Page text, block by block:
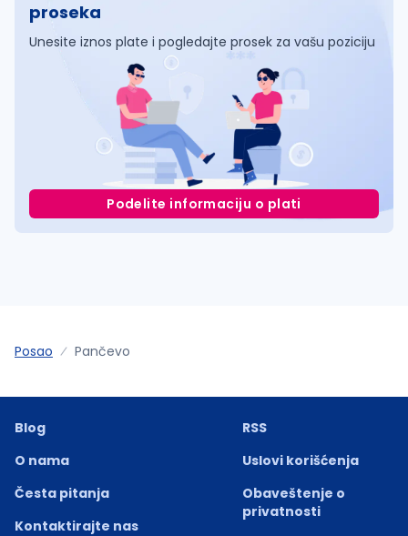
proseka
Unesite iznos plate i pogledajte prosek za vašu poziciju
Podelite informaciju o plati
Posao Pančevo
Blog
O nama
Česta pitanja
Kontaktirajte nas
RSS
Uslovi korišćenja
Obaveštenje o
privatnosti